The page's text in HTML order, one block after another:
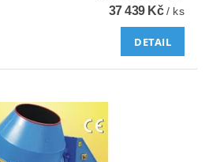
37 439 Kč/ ks
DETAIL